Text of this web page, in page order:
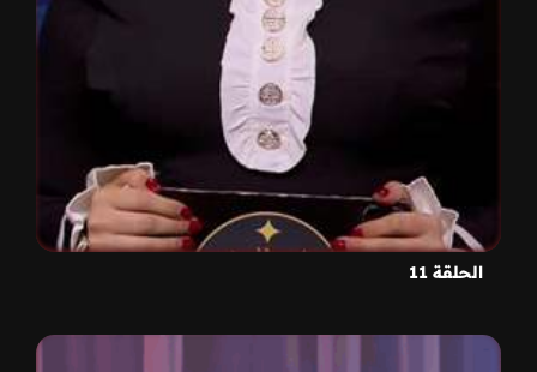
الحلقة 11